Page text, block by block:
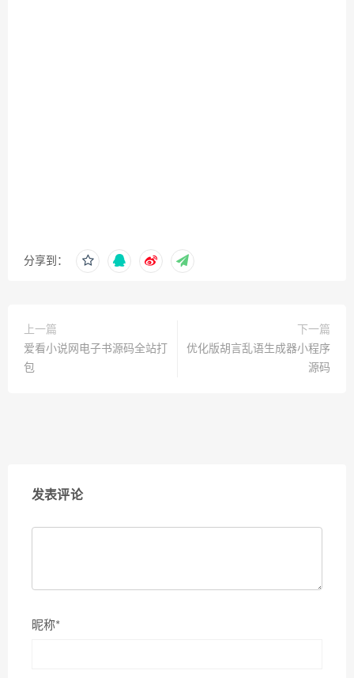
分享到：
上一篇
爱看小说网电子书源码全站打
包
下一篇
优化版胡言乱语生成器小程序
源码
发表评论
昵称*